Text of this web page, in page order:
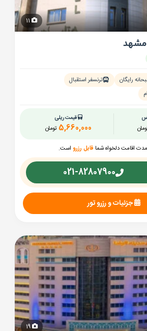
مشهد
رایگان
ترنسفر استقبال
قیمت ریلی
تومان 5,660,000
مدت اقامت دلخواه شما قابل رزرو است.
021-82807900
جزئیات و رزرو تور
19